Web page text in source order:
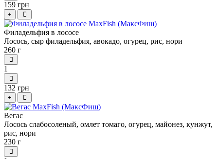
159 грн
+
Филадельфия в лососе
Лосось, сыр филадельфия, авокадо, огурец, рис, нори
260 г
1
132 грн
+
Вегас
Лосось слабосоленый, омлет томаго, огурец, майонез, кунжут,
рис, нори
230 г